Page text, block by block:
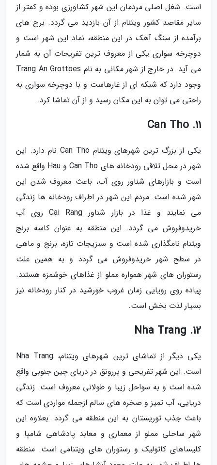
است. شغل اصلی مردمان این شهر کشاورزی بوده و کمتر از
سایر مقاصد کشور ویتنام از آن بازدید می گردد. برج های
برآمده از سنگ آهک در این منطقه، نماد این شهر است و
دوچرخه سواری یکی از معروف ترین تفریحات آن به شمار
می آید. در خارج از شهر مکانی به نام Trang An Grottoes
وجود دارد که شبکه ای از غارهاست و با دوچرخه سواری به
راحتی می توان به این مکان رسید و از آن تماشا کرد.
11. Can Tho
یکی از بزرگ ترین شهرهای ویتنام Can Tho نام دارد. این
شهر در محل تلاقی رودخانه های Can Tho و Hau واقع شده
است و بازارهای شناور روی آب، باعث معروف شدن این
شهر شده است. مردم این شهر در اطراف رودخانه ها زندگی
می نمایند و غذا در بازار شناور Cai Rang روی آب
خریدوفروش می گردد. این منطقه به عنوان کاسه برنج
ویتنام نامگذاری شده است و سبزیجات تازه، برنج و ماهی
در سطح شهر خریدوفروش می گردد و به همین علت
رستوران های شهر همواره مملو از غذاهای خوشمزه هستند.
پیاده روی رویایی زمان غروب خورشید در کنار رودخانه نیز
بسیار لذت بخش است.
12. Nha Trang
یکی دیگر از تماشای ترین شهرهای ویتنام، Nha Trang
است. این شهر تفریحی و پررونق در دریای چین جنوبی واقع
شده است و به سواحل زیبا و طولانی معروف است. زندگی
دریایی، آب تمیز و صخره های سالم ازجمله مواردی است که
باعث جذب توریستان به این منطقه می گردد. بعلاوه این
شهر ساحلی مملو از معماری و معابد پادشاهی شامپا و
کلیساهای کاتولیک و رستوران های ویتنامی است. منطقه